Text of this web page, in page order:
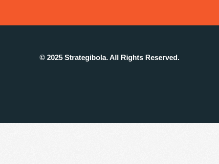
© 2025 Strategibola. All Rights Reserved.